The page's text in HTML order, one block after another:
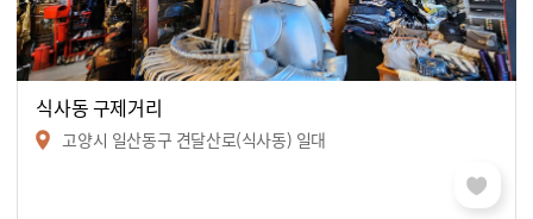
식사동 구제거리
고양시 일산동구 견달산로(식사동) 일대